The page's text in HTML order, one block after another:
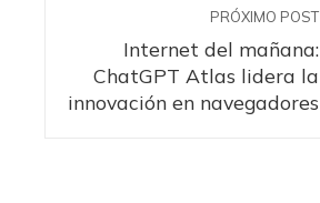
PRÓXIMO POST
Internet del mañana:
ChatGPT Atlas lidera la
innovación en navegadores